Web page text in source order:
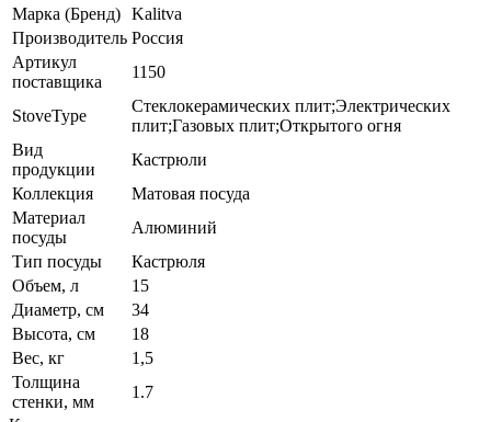
Марка (Бренд) Kalitva
Производитель Россия
Артикул
поставщика
1150
StoveType
Стеклокерамических плит;Электрических
плит;Газовых плит;Открытого огня
Вид
продукции
Кастрюли
Коллекция
Матовая посуда
Материал
посуды
Алюминий
Тип посуды
Кастрюля
Объем, л
15
Диаметр, см
34
Высота, см
18
Вес, кг
1,5
Толщина
стенки, мм
1.7